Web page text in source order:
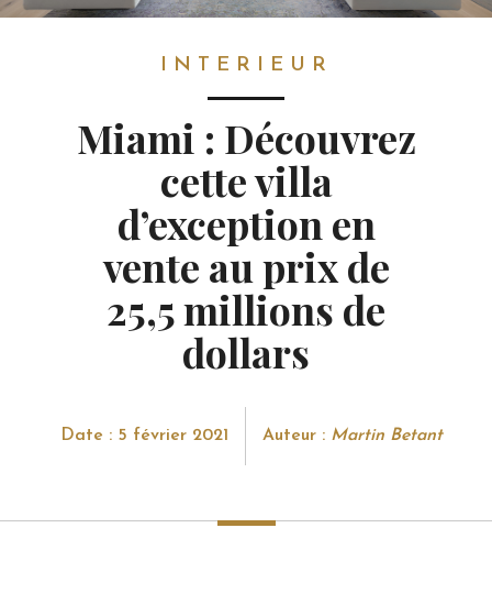
INTERIEUR
Miami : Découvrez
cette villa
d’exception en
vente au prix de
25,5 millions de
dollars
Date : 5 février 2021 Auteur : Martin Betant